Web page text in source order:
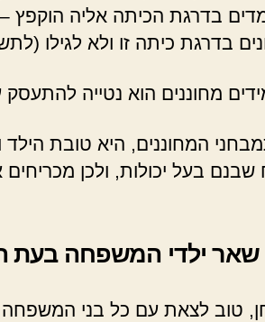
בדרגת הכיתה אליה הוקפץ
בדרגת כיתה זו ולא לגילו
מחוננים הוא נטייה להתעסק
המחוננים, היא טובת הילד
שבנם בעל יכולות, ולכן
ילדי המשפחה בעת